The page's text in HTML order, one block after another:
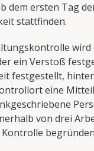
dem ersten Tag
stattfinden.
wird
ein Verstoß
festgestellt,
eine
von drei